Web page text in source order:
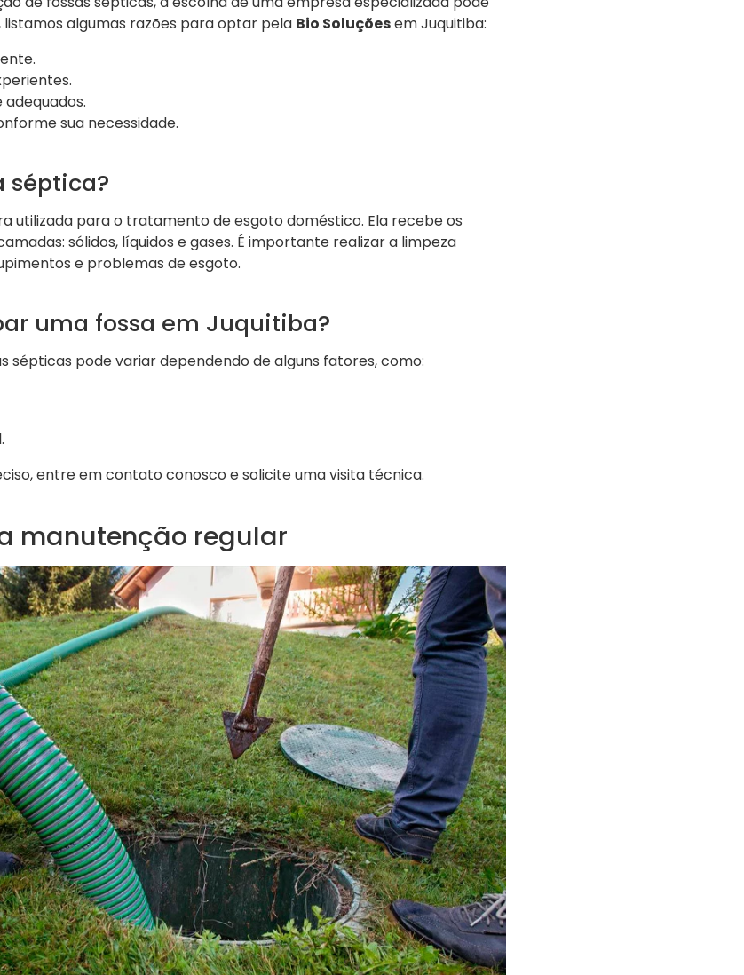
algumas razões para optar pela Bio Soluçõesem Juquitiba:
sua necessidade.
séptica?
utilizada para o tratamento de esgoto doméstico. Ela recebe os
sólidos, líquidos e gases. É importante realizar a limpeza
e problemas de esgoto.
uma fossa em Juquitiba?
sépticas pode variar dependendo de alguns fatores, como:
entre em contato conosco e solicite uma visita técnica.
manutenção regular